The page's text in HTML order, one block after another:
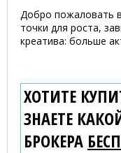
Добро пожаловать
точки для роста,
креатива: больше
ХОТИТЕ
ЗНАЕТЕ
БРОКЕРА